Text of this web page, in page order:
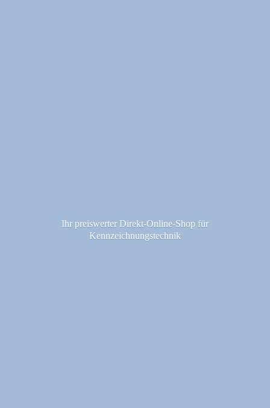
Ihr preiswerter Direkt-Online-Shop für
Kennzeichnungstechnik